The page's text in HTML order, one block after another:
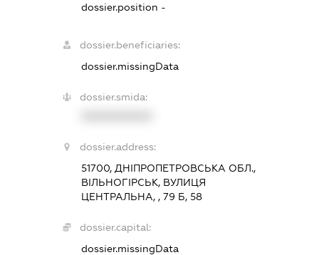
dossier.position -
dossier.beneficiaries:
dossier.missingData
dossier.smida:
dossier.address:
51700, ДНІПРОПЕТРОВСЬКА ОБЛ.,
ВІЛЬНОГІРСЬК, ВУЛИЦЯ
ЦЕНТРАЛЬНА, , 79 Б, 58
dossier.capital:
dossier.missingData